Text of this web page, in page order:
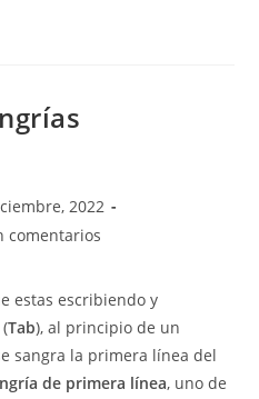
2022
comentarios
estas escribiendo y
(Tab), al principio de un
sangra la primera línea del
de primera línea, uno de